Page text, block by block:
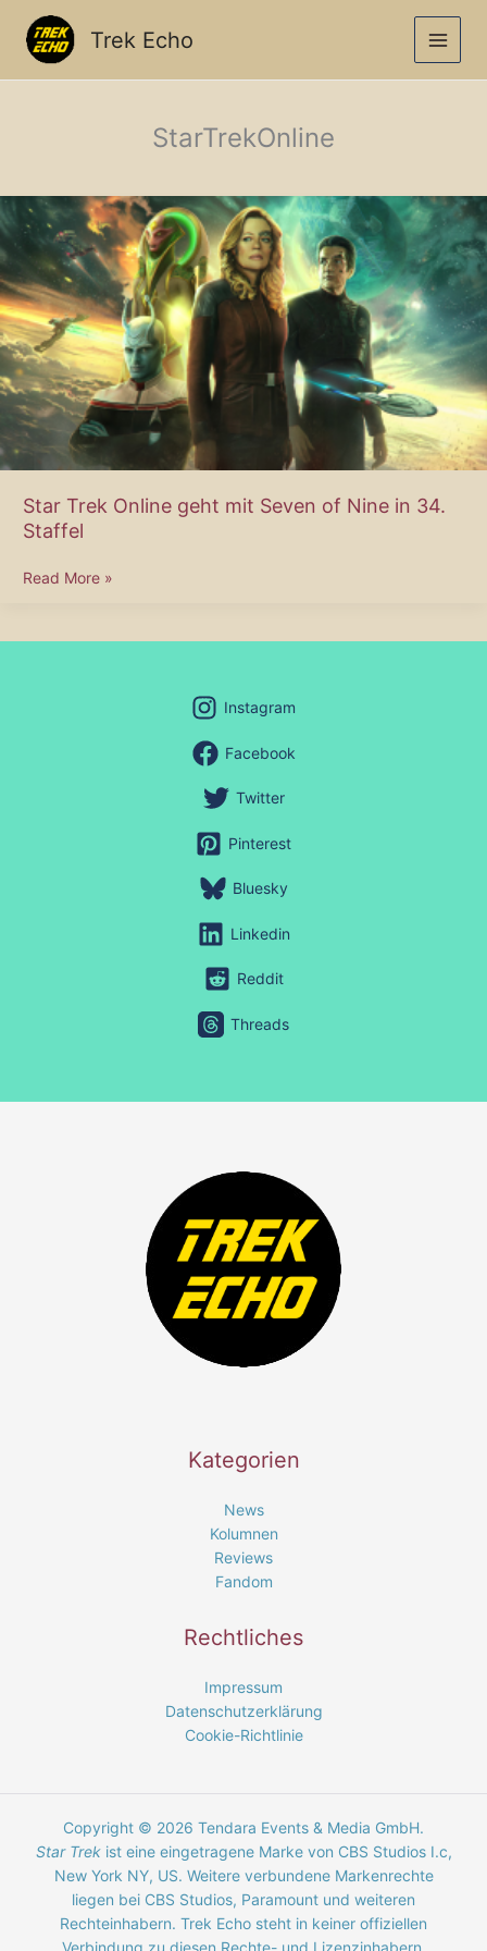
Inhalt
springen
Trek Echo
StarTrekOnline
Star Trek Online geht mit Seven of Nine in 34.
Staffel
Star
Read More »
Instagram
Facebook
Twitter
Pinterest
Bluesky
Linkedin
Reddit
Threads
Kategorien
News
Kolumnen
Reviews
Fandom
Rechtliches
Impressum
Datenschutzerklärung
Cookie-Richtlinie
Copyright © 2026 Tendara Events & Media GmbH.
Star Trekist eine eingetragene Marke von CBS Studios I.c,
New York NY, US. Weitere verbundene Markenrechte
liegen bei CBS Studios, Paramount und weiteren
Rechteinhabern. Trek Echo steht in keiner offiziellen
Verbindung zu diesen Rechte- und Lizenzinhabern.